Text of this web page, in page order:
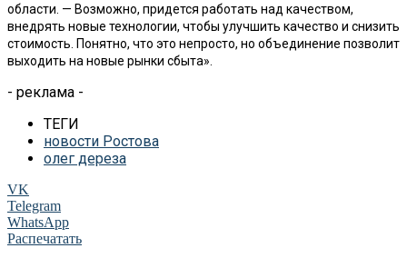
области. — Возможно, придется работать над качеством,
внедрять новые технологии, чтобы улучшить качество и снизить
стоимость. Понятно, что это непросто, но объединение позволит
выходить на новые рынки сбыта».
- реклама -
ТЕГИ
новости Ростова
олег дереза
VK
Telegram
WhatsApp
Распечатать